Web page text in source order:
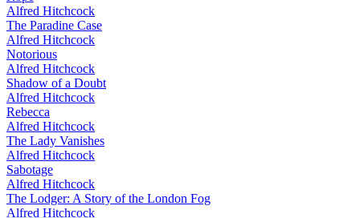
Alfred Hitchcock
The Paradine Case
Alfred Hitchcock
Notorious
Alfred Hitchcock
Shadow of a Doubt
Alfred Hitchcock
Rebecca
Alfred Hitchcock
The Lady Vanishes
Alfred Hitchcock
Sabotage
Alfred Hitchcock
The Lodger: A Story of the London Fog
Alfred Hitchcock